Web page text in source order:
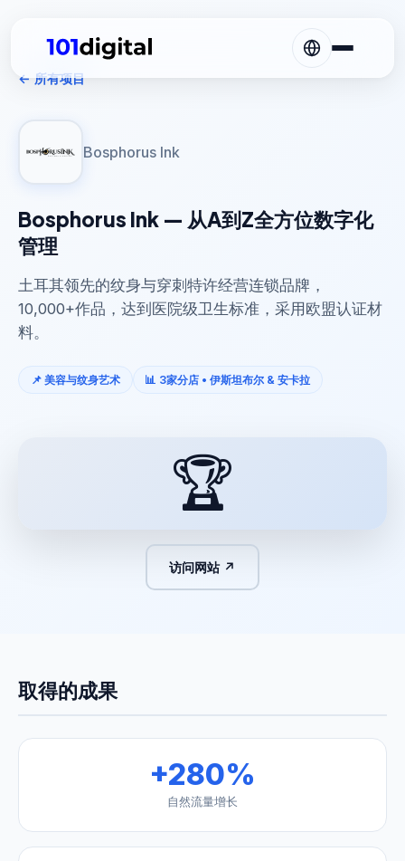
← 所有项目
Bosphorus Ink
Bosphorus Ink — 从A到Z全方位数字化
管理
土耳其领先的纹身与穿刺特许经营连锁品牌，
10,000+作品，达到医院级卫生标准，采用欧盟认证材
料。
📌 美容与纹身艺术 📊 3家分店 • 伊斯坦布尔 & 安卡拉
🏆
访问网站 ↗
取得的成果
+280%
自然流量增长